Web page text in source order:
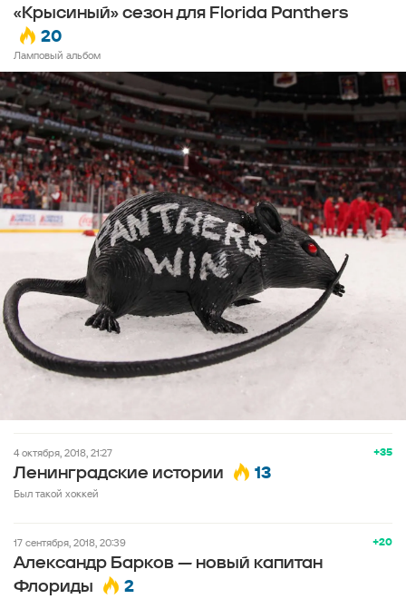
«Крысиный» сезон для Florida Panthers
20
Ламповый альбом
+35
4 октября, 2018, 21:27
Ленинградские истории 13
Был такой хоккей
+20
17 сентября, 2018, 20:39
Александр Барков — новый капитан
Флориды
2